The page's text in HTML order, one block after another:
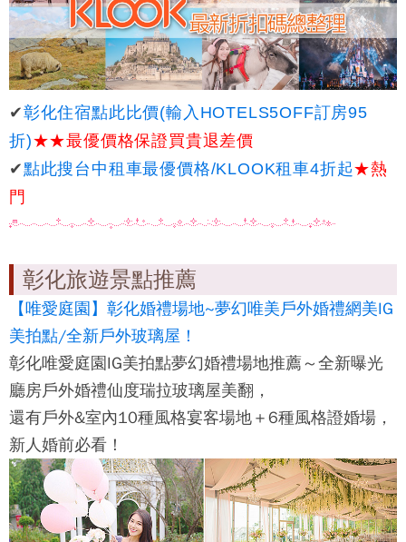
✔彰化住宿點此比價(輸入HOTELS5OFF訂房95
折)★★最優價格保證買貴退差價
✔點此搜台中租車最優價格/KLOOK租車4折起★熱
門
彰化旅遊景點推薦
【唯愛庭園】彰化婚禮場地~夢幻唯美戶外婚禮網美IG
美拍點/全新戶外玻璃屋！
彰化唯愛庭園IG美拍點夢幻婚禮場地推薦～全新曝光
廳房戶外婚禮仙度瑞拉玻璃屋美翻，
還有戶外&室內10種風格宴客場地＋6種風格證婚場，
新人婚前必看！